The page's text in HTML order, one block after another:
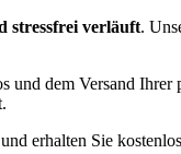
stressfrei verläuft.
dem Versand Ihrer
und erhalten Sie